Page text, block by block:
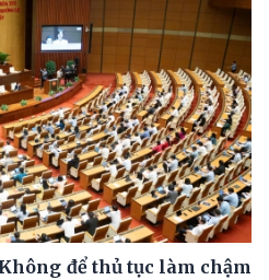
để thủ tục làm chậm